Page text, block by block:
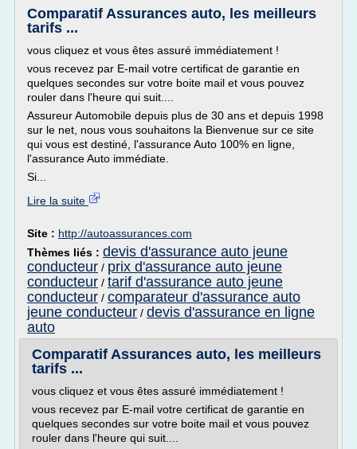
Comparatif Assurances auto, les meilleurs
tarifs ...
vous cliquez et vous êtes assuré immédiatement !
vous recevez par E-mail votre certificat de garantie en
quelques secondes sur votre boite mail et vous pouvez
rouler dans l'heure qui suit....
Assureur Automobile depuis plus de 30 ans et depuis 1998
sur le net, nous vous souhaitons la Bienvenue sur ce site
qui vous est destiné, l'assurance Auto 100% en ligne,
l'assurance Auto immédiate.
Si...
Lire la suite
Site : http://autoassurances.com
Thèmes liés : devis d'assurance auto jeune
conducteur / prix d'assurance auto jeune
conducteur / tarif d'assurance auto jeune
conducteur / comparateur d'assurance auto
jeune conducteur / devis d'assurance en ligne
auto
Comparatif Assurances auto, les meilleurs
tarifs ...
vous cliquez et vous êtes assuré immédiatement !
vous recevez par E-mail votre certificat de garantie en
quelques secondes sur votre boite mail et vous pouvez
rouler dans l'heure qui suit....